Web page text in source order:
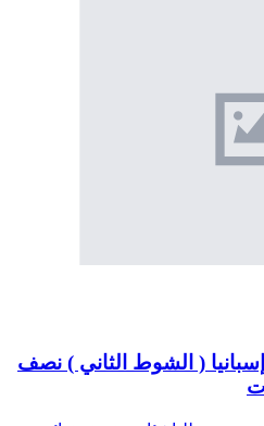
حلم النهائي.. مصر 22-23 إسبانيا ( الشوط الثاني ) نصف